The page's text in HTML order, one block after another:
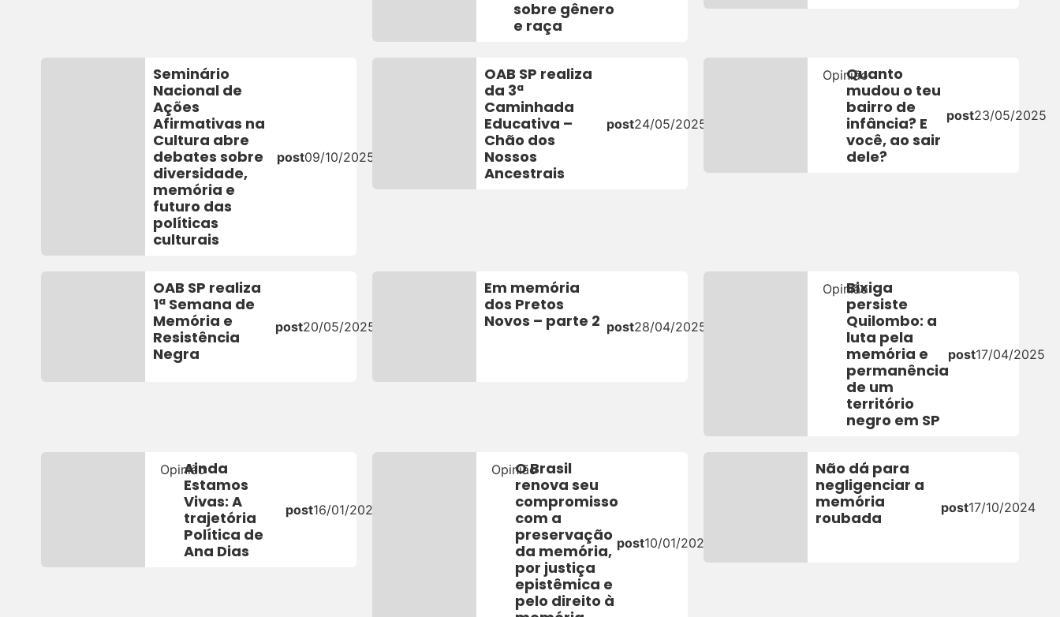
sobre gênero
e raça
Seminário
Nacional de
Ações
Afirmativas na
Cultura abre
debates sobre
diversidade,
memória e
futuro das
políticas
culturais
post09/10/2025
OAB SP realiza
da 3ª
Caminhada
Educativa –
Chão dos
Nossos
Ancestrais
post24/05/2025
OpiniãoQuanto
mudou o teu
bairro de
infância? E
você, ao sair
dele?
post23/05/2025
OAB SP realiza
1ª Semana de
Memória e
Resistência
Negra
post20/05/2025
Em memória
dos Pretos
Novos – parte 2 post28/04/2025
OpiniãoBixiga
persiste
Quilombo: a
luta pela
memória e
permanência
de um
território
negro em SP
post17/04/2025
OpiniãoAinda
Estamos
Vivas: A
trajetória
Política de
Ana Dias
post16/01/2025
OpiniãoO Brasil
renova seu
compromisso
com a
preservação
da memória,
por justiça
epistêmica e
pelo direito à
post10/01/2025
Não dá para
negligenciar a
memória
roubada
post17/10/2024